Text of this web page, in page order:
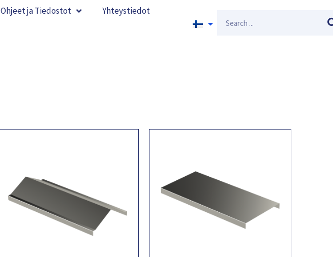
Ohjeet ja Tiedostot Yhteystiedot